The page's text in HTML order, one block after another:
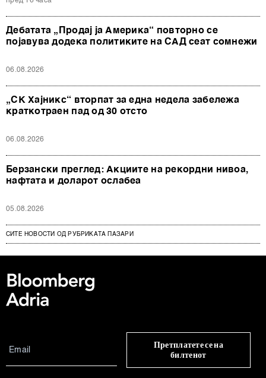
Дебатата „Продај ја Америка“ повторно се
појавува додека политиките на САД сеат сомнежи
06.08.2026
„СК Хајникс“ вторпат за една недела забележа
краткотраен пад од 30 отсто
06.08.2026
Берзански преглед: Акциите на рекордни нивоа,
нафтата и доларот ослабеа
05.08.2026
СИТЕ НОВОСТИ ОД РУБРИКАТА ПАЗАРИ
Претплатете се на
билтенот